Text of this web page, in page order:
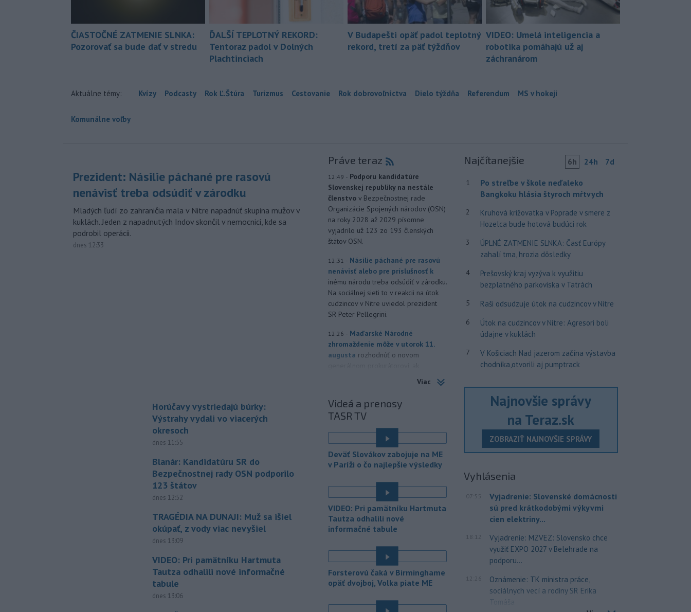
ČIASTOČNÉ ZATMENIE SLNKA:
Pozorovať sa bude dať v stredu
ĎALŠÍ TEPLOTNÝ REKORD:
Tentoraz padol v Dolných
Plachtinciach
V Budapešti opäť padol teplotný
rekord, tretí za päť týždňov
VIDEO: Umelá inteligencia a
robotika pomáhajú už aj
záchranárom
Aktuálne témy: Kvízy Podcasty Rok Ľ.Štúra Turizmus Cestovanie Rok dobrovoľníctva Dielo týždňa Referendum MS v hokeji
Komunálne voľby
Prezident: Násilie páchané pre rasovú
nenávisť treba odsúdiť v zárodku
Mladých ľudí zo zahraničia mala v Nitre napadnúť skupina mužov v
kuklách. Jeden z napadnutých Indov skončil v nemocnici, kde sa
podrobil operácii.
dnes 12:33
Horúčavy vystriedajú búrky:
Výstrahy vydali vo viacerých
okresoch
dnes 11:55
Blanár: Kandidatúru SR do
Bezpečnostnej rady OSN podporilo
123 štátov
dnes 12:52
TRAGÉDIA NA DUNAJI: Muž sa išiel
okúpať, z vody viac nevyšiel
dnes 13:09
VIDEO: Pri pamätníku Hartmuta
Tautza odhalili nové informačné
tabule
dnes 13:06
Práve teraz
12:49 - Podporu kandidatúre
Slovenskej republiky na nestále
členstvo v Bezpečnostnej rade
Organizácie Spojených národov (OSN)
na roky 2028 až 2029 písomne
vyjadrilo už 123 zo 193 členských
štátov OSN.
12:31 - Násilie páchané pre rasovú
nenávisť alebo pre príslušnosť k
inému národu treba odsúdiť v zárodku.
Na sociálnej sieti to v reakcii na útok
cudzincov v Nitre uviedol prezident
SR Peter Pellegrini.
12:26 - Maďarské Národné
zhromaždenie môže v utorok 11.
augusta rozhodnúť o novom
šesťmesačnej výpovednej lehoty.
12:00 - Silné búrky vo štvrtok
vyvolali v hornatých oblastiach
Rakúska povodne a
11:51 - Slovenský
hydrometeorologický ústav (SHMÚ)
viacerých okresoch stredného a
východného Slovenska. Vydal preto
výstrahu prvého stupňa.
11:18 - Ministerstvo vnútra (MV) SR
(NBÚ) o nezávislé odborné posúdenie
dodaných radarových zariadení, ktoré
sú v pilotnej prevádzke.
horúčavy a nedostatok pitnej vody
Viac
Videá a prenosy
TASR TV
Deväť Slovákov zabojuje na ME
v Paríži o čo najlepšie výsledky
VIDEO: Pri pamätníku Hartmuta
Tautza odhalili nové
informačné tabule
Forsterovú čaká v Birminghame
opäť dvojboj, Volka piate ME
Najčítanejšie 6h 24h 7d
1
Po streľbe v škole neďaleko
Bangkoku hlásia štyroch mŕtvych
2
Kruhová križovatka v Poprade v smere z
Hozelca bude hotová budúci rok
3
ÚPLNÉ ZATMENIE SLNKA: Časť Európy
zahalí tma, hrozia dôsledky
4
Prešovský kraj vyzýva k využitiu
bezplatného parkoviska v Tatrách
5 Raši odsudzuje útok na cudzincov v Nitre
6
Útok na cudzincov v Nitre: Agresori boli
údajne v kuklách
7
V Košiciach Nad jazerom začína výstavba
chodníka,otvorili aj pumptrack
Najnovšie správy
na Teraz.sk
ZOBRAZIŤ NAJNOVŠIE SPRÁVY
Vyhlásenia
07:55
Vyjadrenie: Slovenské domácnosti
sú pred krátkodobými výkyvmi
cien elektriny...
18:12
Vyjadrenie: MZVEZ: Slovensko chce
využiť EXPO 2027 v Belehrade na
podporu...
12:26
Oznámenie: TK ministra práce,
sociálnych vecí a rodiny SR Erika
Tomáša